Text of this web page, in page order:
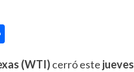
(WTI)cerró este